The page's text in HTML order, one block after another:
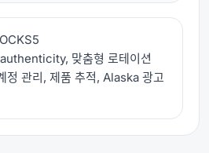
맞춤형 로테이션
정 관리, 제품 추적, Alaska 광고